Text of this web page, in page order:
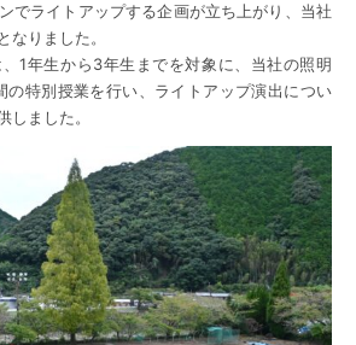
でライトアップする企画が立ち上がり、当社
なりました。
1年生から3年生までを対象に、当社の照明
の特別授業を行い、ライトアップ演出につい
しました。